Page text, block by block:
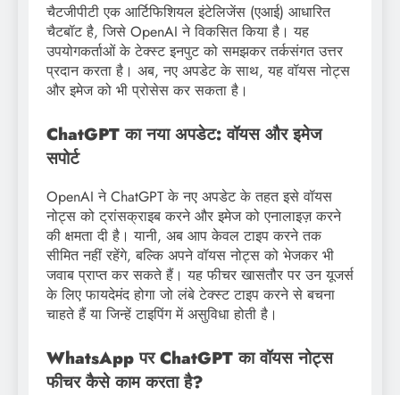
चैटजीपीटी एक आर्टिफिशियल इंटेलिजेंस (एआई) आधारित
चैटबॉट है, जिसे OpenAI ने विकसित किया है। यह
उपयोगकर्ताओं के टेक्स्ट इनपुट को समझकर तर्कसंगत उत्तर
प्रदान करता है। अब, नए अपडेट के साथ, यह वॉयस नोट्स
और इमेज को भी प्रोसेस कर सकता है।
ChatGPT का नया अपडेट: वॉयस और इमेज
सपोर्ट
OpenAI ने ChatGPT के नए अपडेट के तहत इसे वॉयस
नोट्स को ट्रांसक्राइब करने और इमेज को एनालाइज़ करने
की क्षमता दी है। यानी, अब आप केवल टाइप करने तक
सीमित नहीं रहेंगे, बल्कि अपने वॉयस नोट्स को भेजकर भी
जवाब प्राप्त कर सकते हैं। यह फीचर खासतौर पर उन यूजर्स
के लिए फायदेमंद होगा जो लंबे टेक्स्ट टाइप करने से बचना
चाहते हैं या जिन्हें टाइपिंग में असुविधा होती है।
WhatsApp पर ChatGPT का वॉयस नोट्स
फीचर कैसे काम करता है?